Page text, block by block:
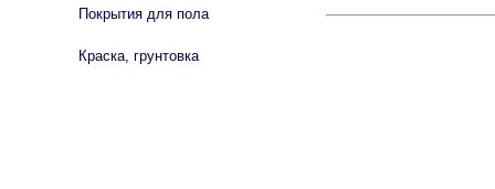
Покрытия для пола
Краска, грунтовка